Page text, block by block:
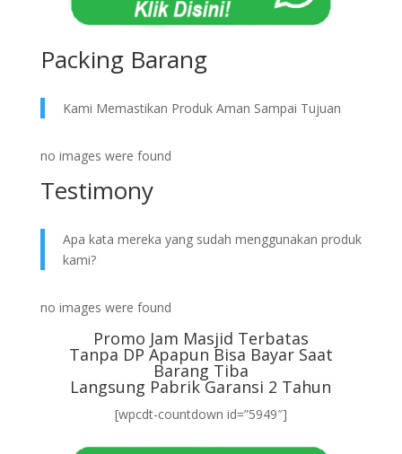
Packing Barang
Kami Memastikan Produk Aman Sampai Tujuan
no images were found
Testimony
Apa kata mereka yang sudah menggunakan produk
kami?
no images were found
Promo Jam Masjid Terbatas
Tanpa DP Apapun Bisa Bayar Saat
Barang Tiba
Langsung Pabrik Garansi 2 Tahun
[wpcdt-countdown id=”5949″]